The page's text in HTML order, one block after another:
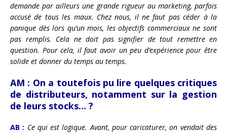
demande par ailleurs une grande rigueur au marketing, parfois
accusé de tous les maux. Chez nous, il ne faut pas céder à la
panique dès lors qu’un mois, les objectifs commerciaux ne sont
pas remplis. Cela ne doit pas signifier de tout remettre en
question. Pour cela, il faut avoir un peu d’expérience pour être
solide et donner du temps au temps.
AM : On a toutefois pu lire quelques critiques
de distributeurs, notamment sur la gestion
de leurs stocks… ?
AB : Ce qui est logique. Avant, pour caricaturer, on vendait des